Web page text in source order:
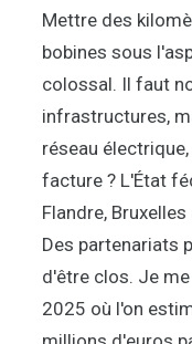
Mettre des
bobines sous
colossal. Il faut
infrastructures,
réseau
facture ? L'État
Flandre,
Des partenariats
d'être clos. Je
2025 où l'on